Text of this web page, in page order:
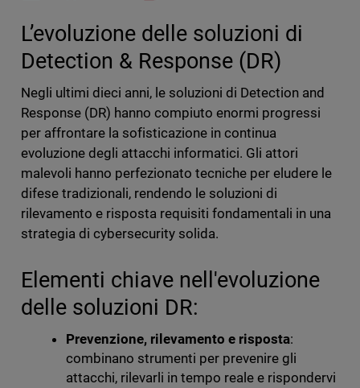
L’evoluzione delle soluzioni di
Detection & Response (DR)
Negli ultimi dieci anni, le soluzioni di Detection and
Response (DR) hanno compiuto enormi progressi
per affrontare la sofisticazione in continua
evoluzione degli attacchi informatici. Gli attori
malevoli hanno perfezionato tecniche per eludere le
difese tradizionali, rendendo le soluzioni di
rilevamento e risposta requisiti fondamentali in una
strategia di cybersecurity solida.
Elementi chiave nell'evoluzione
delle soluzioni DR:
Prevenzione, rilevamento e risposta:
combinano strumenti per prevenire gli
attacchi, rilevarli in tempo reale e rispondervi